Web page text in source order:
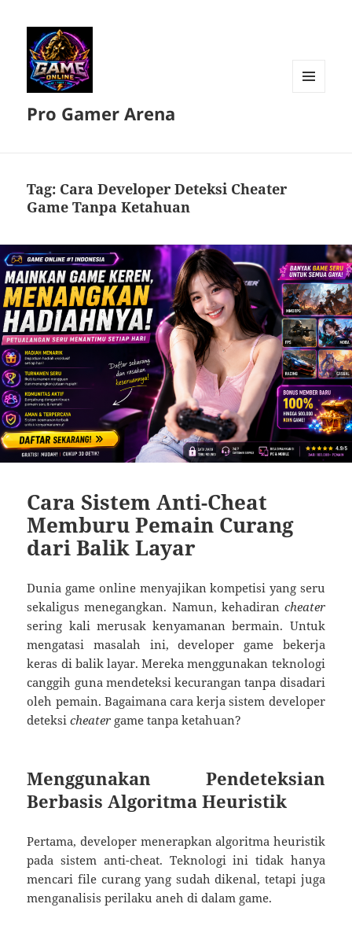
Pro Gamer Arena
Tag: Cara Developer Deteksi Cheater
Game Tanpa Ketahuan
Cara Sistem Anti-Cheat
Memburu Pemain Curang
dari Balik Layar
Dunia game online menyajikan kompetisi yang seru
sekaligus menegangkan. Namun, kehadiran cheater
sering kali merusak kenyamanan bermain. Untuk
mengatasi masalah ini, developer game bekerja
keras di balik layar. Mereka menggunakan teknologi
canggih guna mendeteksi kecurangan tanpa disadari
oleh pemain. Bagaimana cara kerja sistem developer
deteksicheater game tanpa ketahuan?
Menggunakan Pendeteksian
Berbasis Algoritma Heuristik
Pertama, developer menerapkan algoritma heuristik
pada sistem anti-cheat. Teknologi ini tidak hanya
mencari file curang yang sudah dikenal, tetapi juga
menganalisis perilaku aneh di dalam game.